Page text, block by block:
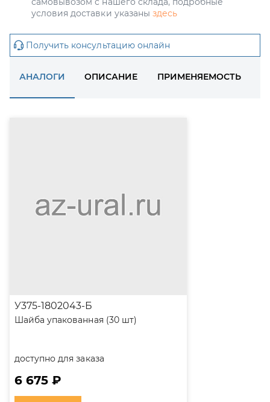
условия доставки указаны здесь
Получить консультацию онлайн
АНАЛОГИ ОПИСАНИЕ ПРИМЕНЯЕМОСТЬ
У375-1802043-Б
Шайба упакованная (30 шт)
доступно для заказа
6 675 ₽